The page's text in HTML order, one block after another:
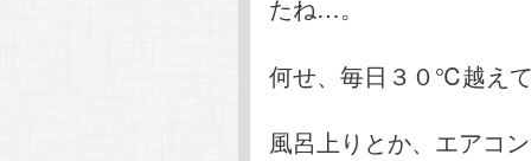
たね…。
何せ、毎日３０℃越え
風呂上りとか、エアコ